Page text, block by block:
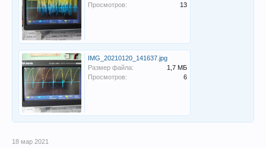
Просмотров:
13
IMG_20210120_141637.jpg
Размер файла:
1,7 МБ
Просмотров:
6
18 мар 2021